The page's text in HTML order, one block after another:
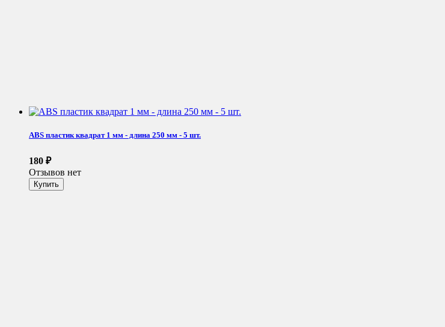
ABS пластик квадрат 1 мм - длина 250 мм - 5 шт.
180 ₽
Отзывов нет